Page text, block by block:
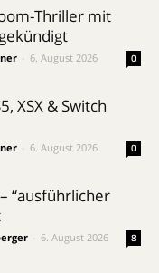
Thriller mit
6. August 2026 0
XSX & Switch
6. August 2026 0
“ausführlicher
6. August 2026 8